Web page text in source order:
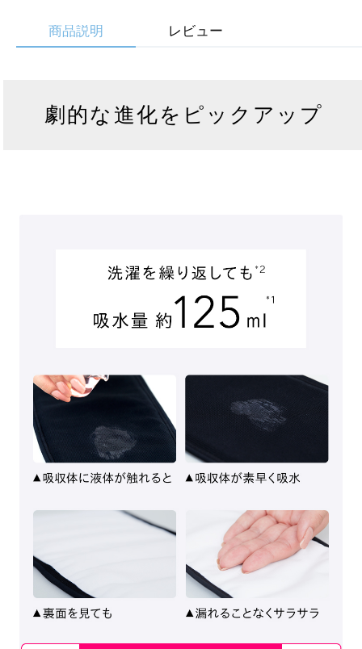
商品説明 レビュー
劇的な進化をピックアップ